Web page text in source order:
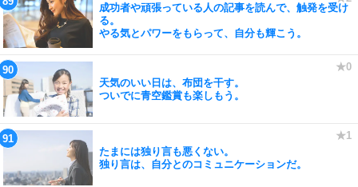
成功者や頑張っている人の記事を読んで、触発を受け
る。
やる気とパワーをもらって、自分も輝こう。
天気のいい日は、布団を干す。
ついでに青空鑑賞も楽しもう。
たまには独り言も悪くない。
独り言は、自分とのコミュニケーションだ。